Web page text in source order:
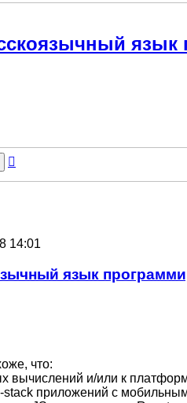
язык
14:01
язык
что:
вычислений и/или к
stack приложений с